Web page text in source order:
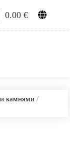
0.00€
камнями /